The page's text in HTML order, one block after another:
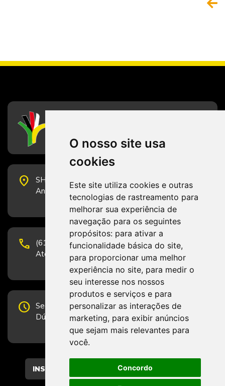
O nosso site usa
cookies
Este site utiliza cookies e outras
tecnologias de rastreamento para
melhorar sua experiência de
navegação para os seguintes
propósitos: para ativar a
funcionalidade básica do site,
para proporcionar uma melhor
experiência no site, para medir o
seu interesse nos nossos
produtos e serviços e para
personalizar as interações de
marketing, para exibir anúncios
que sejam mais relevantes para
você.
Concordo
place
SHS Quadra 6, Bloco E, Complexo Brasil 21, 20º
Andar, Sala 2001 - CEP 70322-915 - Brasília/DF
phone
(61) 3223-1652 e (61) 98131-3801.
Atendimento por telefone em horário comercial
schedule Segunda-feira a Sexta-feira de 12h às 19h.
Dúvidas e sugestões pelo Fale Conosco.